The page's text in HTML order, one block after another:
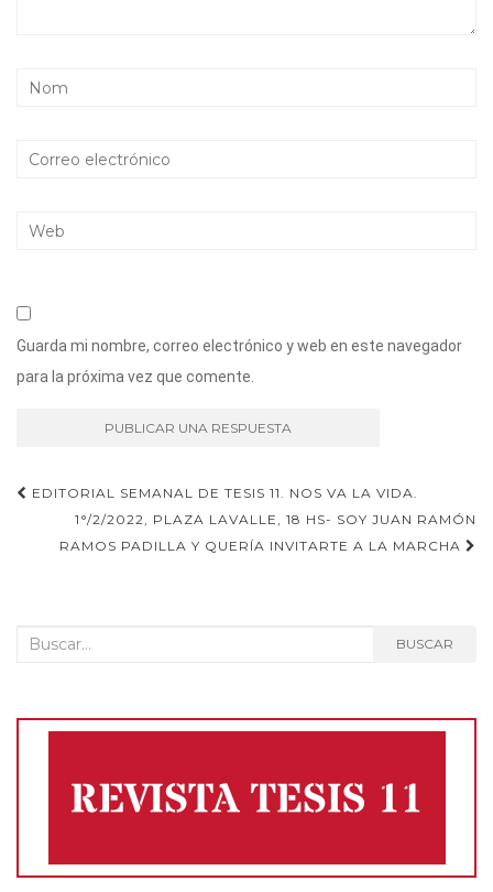
Guarda mi nombre, correo electrónico y web en este navegador
para la próxima vez que comente.
Navegación
EDITORIAL SEMANAL DE TESIS 11. NOS VA LA VIDA.
1°/2/2022, PLAZA LAVALLE, 18 HS- SOY JUAN RAMÓN
RAMOS PADILLA Y QUERÍA INVITARTE A LA MARCHA
Buscar: BUSCAR